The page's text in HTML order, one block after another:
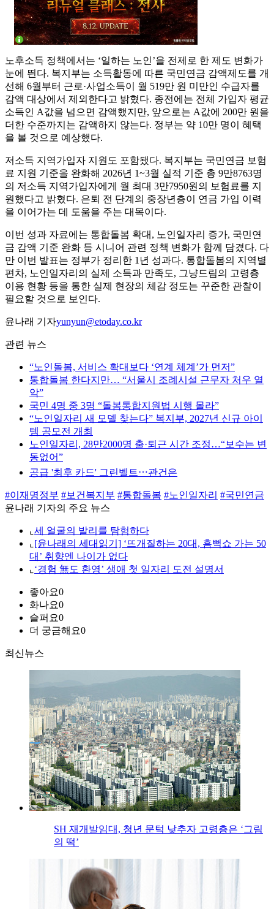
노후소득 정책에서는 ‘일하는 노인’을 전제로 한 제도 변화가
눈에 띈다. 복지부는 소득활동에 따른 국민연금 감액제도를 개
선해 6월부터 근로·사업소득이 월 519만 원 미만인 수급자를
감액 대상에서 제외한다고 밝혔다. 종전에는 전체 가입자 평균
소득인 A값을 넘으면 감액했지만, 앞으로는 A값에 200만 원을
더한 수준까지는 감액하지 않는다. 정부는 약 10만 명이 혜택
을 볼 것으로 예상했다.
저소득 지역가입자 지원도 포함됐다. 복지부는 국민연금 보험
료 지원 기준을 완화해 2026년 1~3월 실적 기준 총 9만8763명
의 저소득 지역가입자에게 월 최대 3만7950원의 보험료를 지
원했다고 밝혔다. 은퇴 전 단계의 중장년층이 연금 가입 이력
을 이어가는 데 도움을 주는 대목이다.
이번 성과 자료에는 통합돌봄 확대, 노인일자리 증가, 국민연
금 감액 기준 완화 등 시니어 관련 정책 변화가 함께 담겼다. 다
만 이번 발표는 정부가 정리한 1년 성과다. 통합돌봄의 지역별
편차, 노인일자리의 실제 소득과 만족도, 그냥드림의 고령층
이용 현황 등을 통한 실제 현장의 체감 정도는 꾸준한 관찰이
필요할 것으로 보인다.
윤나래 기자yunyun@etoday.co.kr
관련 뉴스
“노인돌봄, 서비스 확대보다 ‘연계 체계’가 먼저”
통합돌봄 한다지만… “서울시 조례시설 근무자 처우 열
악”
국민 4명 중 3명 “돌봄통합지원법 시행 몰라”
“노인일자리 새 모델 찾는다” 복지부, 2027년 신규 아이
템 공모전 개최
노인일자리, 28만2000명 출·퇴근 시간 조정…“보수는 변
동없어”
공급 '최후 카드' 그린벨트⋯관건은
#이재명정부 #보건복지부 #통합돌봄 #노인일자리 #국민연금
윤나래 기자의 주요 뉴스
⌞ 세 얼굴의 발리를 탐험하다
⌞ [윤나래의 세대읽기] ‘뜨개질하는 20대, 흠뻑쇼 가는 50
대’ 취향엔 나이가 없다
⌞ ‘경험 無도 환영’ 생애 첫 일자리 도전 설명서
좋아요0
화나요0
슬퍼요0
더 궁금해요0
최신뉴스
SH 재개발임대, 청년 문턱 낮추자 고령층은 ‘그림
의 떡’